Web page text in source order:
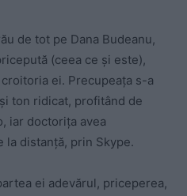
de tot pe Dana Budeanu,
(ceea ce și este),
ei. Precupeața s-a
ton ridicat, profitând de
iar doctorița avea
la distanță, prin Skype.
ei adevărul, priceperea,